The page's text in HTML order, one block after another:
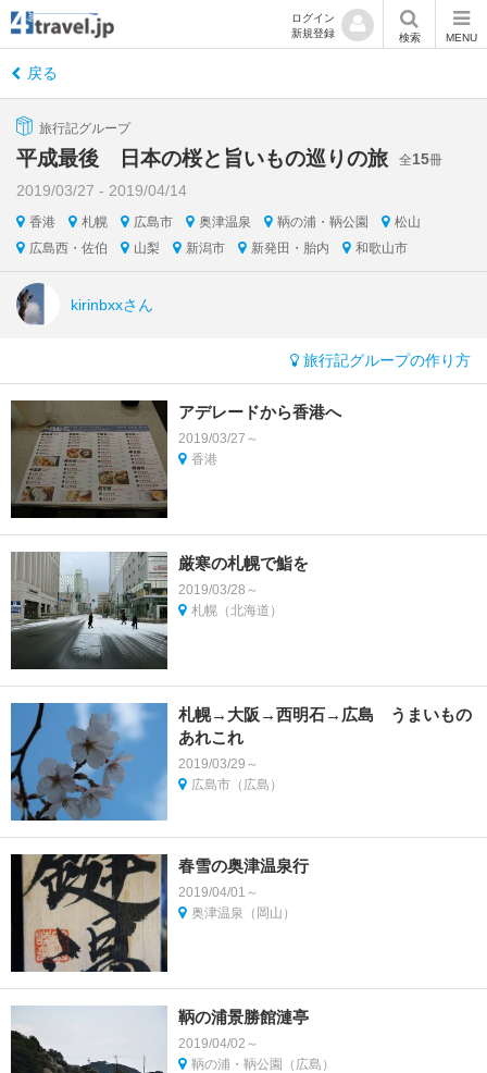
ログイン
新規登録
検索 MENU
戻る
旅行記グループ
平成最後 日本の桜と旨いもの巡りの旅 全15冊
2019/03/27 - 2019/04/14
香港 札幌 広島市 奥津温泉 鞆の浦・鞆公園
松山
広島西・佐伯
山梨 新潟市 新発田・胎内 和歌山市
kirinbxxさん
旅行記グループの作り方
アデレードから香港へ
2019/03/27～
香港
厳寒の札幌で鮨を
2019/03/28～
札幌（北海道）
札幌→大阪→西明石→広島 うまいもの
あれこれ
2019/03/29～
広島市（広島）
春雪の奥津温泉行
2019/04/01～
奥津温泉（岡山）
鞆の浦景勝館漣亭
2019/04/02～
鞆の浦・鞆公園（広島）